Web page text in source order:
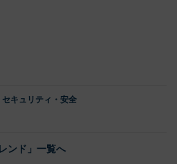
セキュリティ・安全
レンド」一覧へ